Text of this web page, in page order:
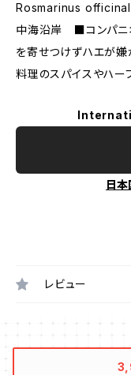
Rosmarinus
中海沿岸 ■コンパニ
を寄せつけずハエが
料理のスパイスやハー
日
レビュー